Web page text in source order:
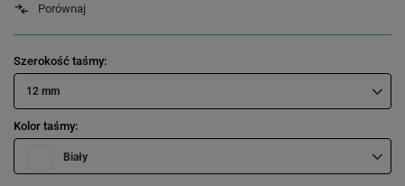
Porównaj
Szerokość taśmy
12 mm
Kolor taśmy
Biały